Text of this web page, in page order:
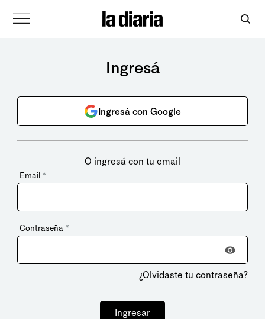
Ingresá
Ingresá con Google
O ingresá con tu email
Email *
Contraseña *
¿Olvidaste tu contraseña?
Ingresar